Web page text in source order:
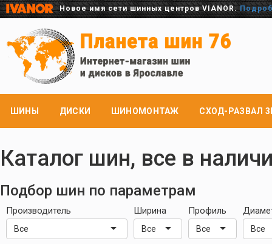
Новое имя сети шинных центров VIANOR.
ШИНЫ ДИСКИ ШИНОМОНТАЖ СХОД-РАЗВАЛ
Каталог шин, все в
Подбор шин по параметрам
Производитель
Все
Ширина
Все
Профиль
Все Все